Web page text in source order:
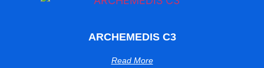
ARCHEMEDIS C3
Read More